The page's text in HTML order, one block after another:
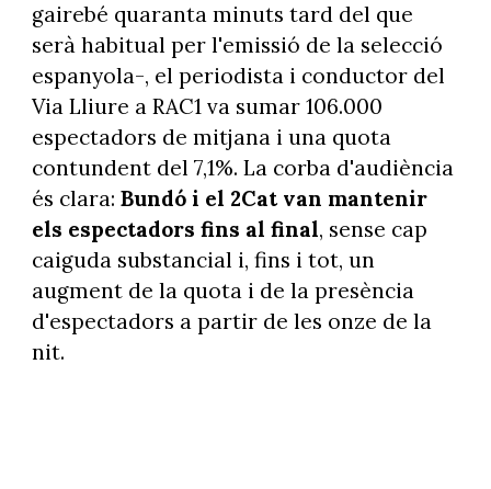
gairebé quaranta minuts tard del que
serà habitual per l'emissió de la selecció
espanyola-, el periodista i conductor del
Via Lliure a RAC1 va sumar 106.000
espectadors de mitjana i una quota
contundent del 7,1%. La corba d'audiència
és clara: Bundó i el 2Cat van mantenir
els espectadors fins al final, sense cap
caiguda substancial i, fins i tot, un
augment de la quota i de la presència
d'espectadors a partir de les onze de la
nit.